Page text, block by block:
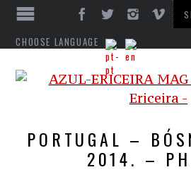
CHOOSE LANGUAGE
PORTUGAL –
2014. –